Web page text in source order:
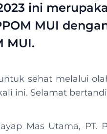
ini
MUI
MUI.
sehat melalui
ini. Selamat
Mas Utama, PT.